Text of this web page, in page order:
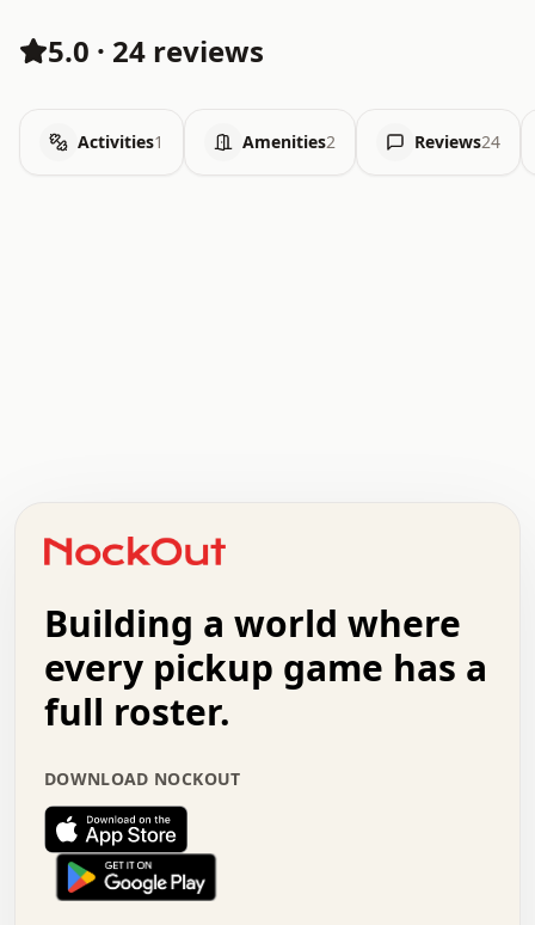
5.0 · 24 reviews
Activities1 Amenities2 Reviews24
+   .   .   .   .   .   .   .   .   .   +   .   .
.   .   .   .   .   .   .   .   .   .   .   :   .
.   .   .   .   +   .   .   .   .   .   .   .   +
.   :   .   .   .   .   .   .   .   .   o   .   .
.   .   x   .   .   .   .   .   .   :   .   .   o
.   .   .   .   :   .   .   .   .   o   .   .   .
.   .   .   .   .   .   .   :   .   .   .   .   .
.   .   .   .   .   .   .   +   .   .   x   .   .
.   .   .   .   .   :   +   .   .   .   .   .   o
.   .   .   .   .   .   .   .   .   .   .   .   .
.   .   :   o   .   .   .   .   .   .   .   +   .
.   o   .   .   .   .   x   .   .   .   .   .   .
Building a world where
every pickup game has a
full roster.
DOWNLOAD NOCKOUT